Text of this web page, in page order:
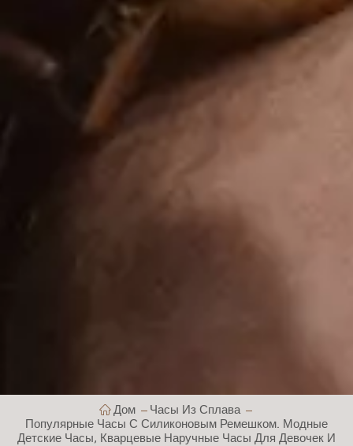
Дом
Часы Из Сплава
Популярные Часы С Силиконовым Ремешком. Модные
Детские Часы, Кварцевые Наручные Часы Для Девочек И